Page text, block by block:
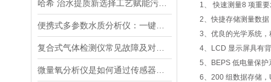
1、 快速测量8 项重
2、快捷存储测量数
3、优良的光学系统
4、LCD 显示屏具有
5、BEPS 低电量保
6、200 组数据存储